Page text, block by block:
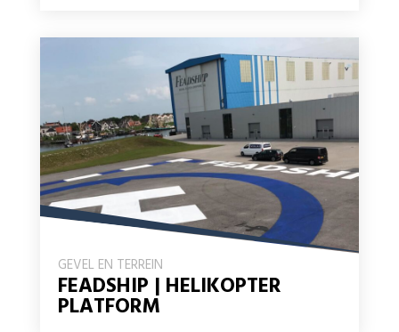
GEVEL EN TERREIN
FEADSHIP | HELIKOPTER
PLATFORM